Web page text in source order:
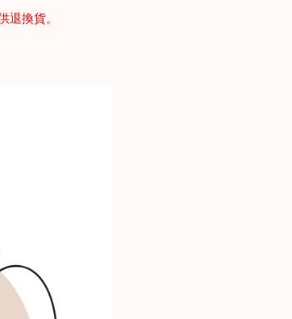
退換貨。